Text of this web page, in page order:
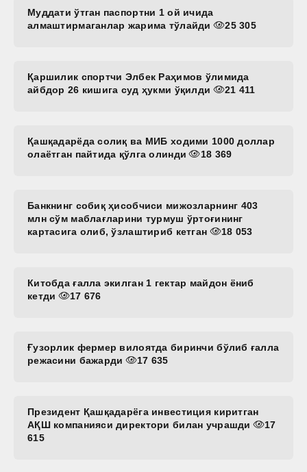
Муддати ўтган паспортни 1 ой ичида
алмаштирмаганлар жарима тўлайди
25 305
Қаршилик спортчи Элбек Раҳимов ўлимида
айбдор 26 кишига суд ҳукми ўқилди
21 411
Қашқадарёда солиқ ва МИБ ходими 1000 доллар
олаётган пайтида қўлга олинди
18 369
Банкнинг собиқ ҳисобчиси мижозларнинг 403
млн сўм маблағларини турмуш ўртоғининг
картасига олиб, ўзлаштириб кетган
18 053
Китобда ғалла экилган 1 гектар майдон ёниб
кетди
17 676
Ғузорлик фермер вилоятда биринчи бўлиб ғалла
режасини бажарди
17 635
Президент Қашқадарёга инвестиция киритган
АҚШ компанияси директори билан учрашди
17
615